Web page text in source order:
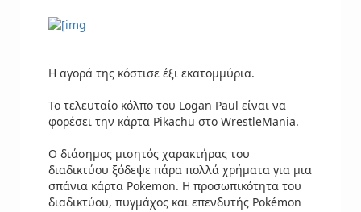
Η αγορά της κόστισε έξι εκατομμύρια.
Το τελευταίο κόλπο του Logan Paul είναι να
φορέσει την κάρτα Pikachu στο WrestleMania.
Ο διάσημος μισητός χαρακτήρας του
διαδικτύου ξόδεψε πάρα πολλά χρήματα για μια
σπάνια κάρτα Pokemon. Η προσωπικότητα του
διαδικτύου, πυγμάχος και επενδυτής Pokémon